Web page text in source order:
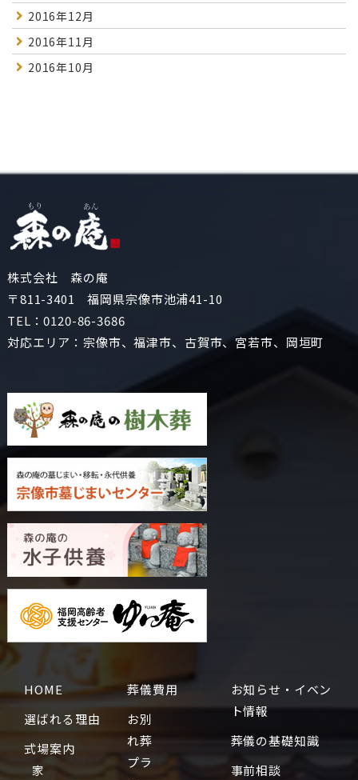
2016年12月
2016年11月
2016年10月
株式会社 森の庵
〒811-3401 福岡県宗像市池浦41-10
TEL：0120-86-3686
対応エリア：宗像市、福津市、古賀市、宮若市、岡垣町
HOME
選ばれる理由
式場案内
家
葬儀費用
お別
れ葬
プラ
お知らせ・イベン
ト情報
葬儀の基礎知識
事前相談